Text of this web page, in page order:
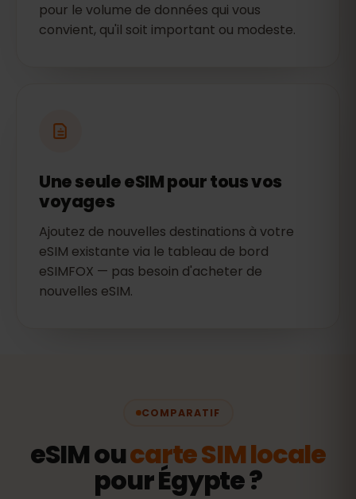
pour le volume de données qui vous
convient, qu'il soit important ou modeste.
Une seule eSIM pour tous vos
voyages
Ajoutez de nouvelles destinations à votre
eSIM existante via le tableau de bord
eSIMFOX — pas besoin d'acheter de
nouvelles eSIM.
COMPARATIF
eSIM oucarte SIM locale
pour Égypte ?